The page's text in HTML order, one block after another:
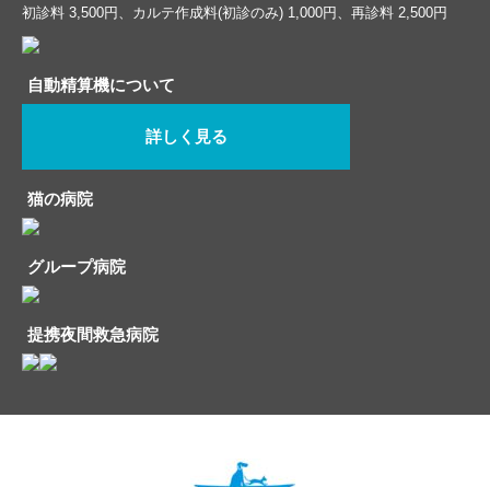
初診料 3,500円、カルテ作成料(初診のみ) 1,000円、再診料 2,500円
自動精算機について
詳しく見る
猫の病院
グループ病院
提携夜間救急病院